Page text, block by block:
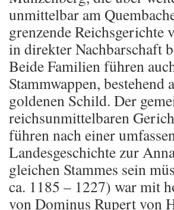
unmittelbar am
grenzende Reichsgerichte
in direkter Nachbarschaft
Beide Familien führen
Stammwappen,
goldenen Schild. Der
reichsunmittelbaren
führen nach einer
Landesgeschichte zur
gleichen Stammes sein
ca. 1185 – 1227) war mit
von Dominus Rupert von